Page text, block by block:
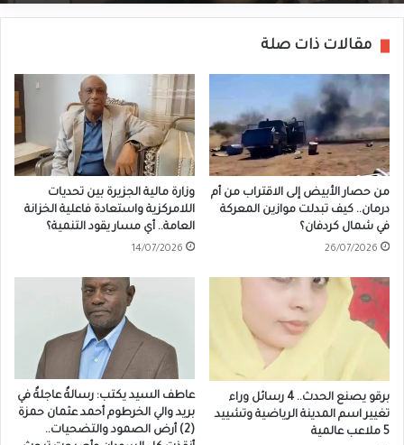
مقالات ذات صلة
من حصار الأبيض إلى الاقتراب من أم
درمان.. كيف تبدلت موازين المعركة
في شمال كردفان؟
26/07/2026
وزارة مالية الجزيرة بين تحديات
اللامركزية واستعادة فاعلية الخزانة
العامة.. أي مسار يقود التنمية؟
14/07/2026
برقو يصنع الحدث.. 4 رسائل وراء
تغيير اسم المدينة الرياضية وتشييد
5 ملاعب عالمية
عاطف السيد يكتب: رسالةٌ عاجلةٌ في
بريد والي الخرطوم أحمد عثمان حمزة
(2) أرض الصمود والتضحيات..